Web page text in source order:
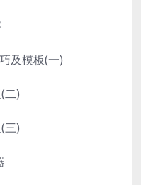
及模板(一)
二)
三)